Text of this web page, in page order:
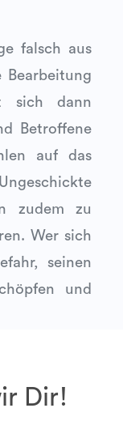
falsch aus
Bearbeitung
sich dann
Betroffene
auf das
zudem zu
Wer sich
seinen
und
Dir!